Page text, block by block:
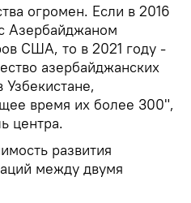
огромен. Если в 2016
Азербайджаном
США, то в 2021 году -
азербайджанских
время их более 300",
центра.
развития
между двумя